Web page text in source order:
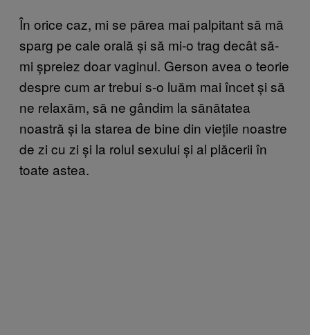
În orice caz, mi se părea mai palpitant să mă
sparg pe cale orală și să mi-o trag decât să-
mi șpreiez doar vaginul. Gerson avea o teorie
despre cum ar trebui s-o luăm mai încet și să
ne relaxăm, să ne gândim la sănătatea
noastră și la starea de bine din viețile noastre
de zi cu zi și la rolul sexului și al plăcerii în
toate astea.